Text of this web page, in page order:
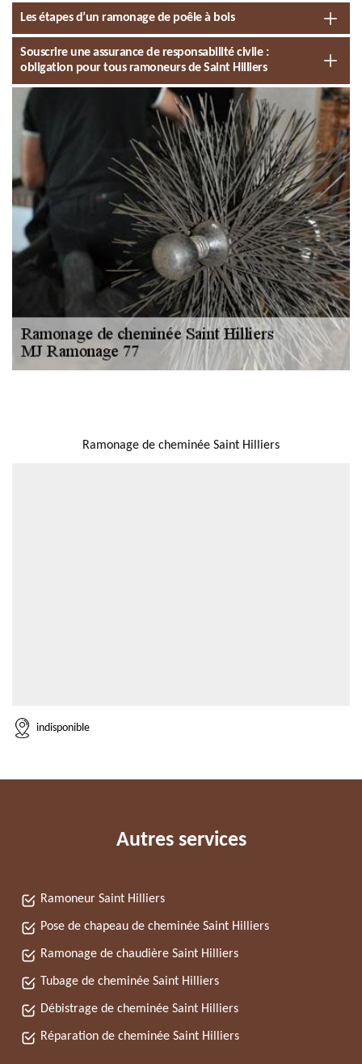
Les étapes d’un ramonage de poêle à bois
Souscrire une assurance de responsabilité civile :
obligation pour tous ramoneurs de Saint Hilliers
Ramonage de cheminée Saint Hilliers
indisponible
Autres services
Ramoneur Saint Hilliers
Pose de chapeau de cheminée Saint Hilliers
Ramonage de chaudière Saint Hilliers
Tubage de cheminée Saint Hilliers
Débistrage de cheminée Saint Hilliers
Réparation de cheminée Saint Hilliers